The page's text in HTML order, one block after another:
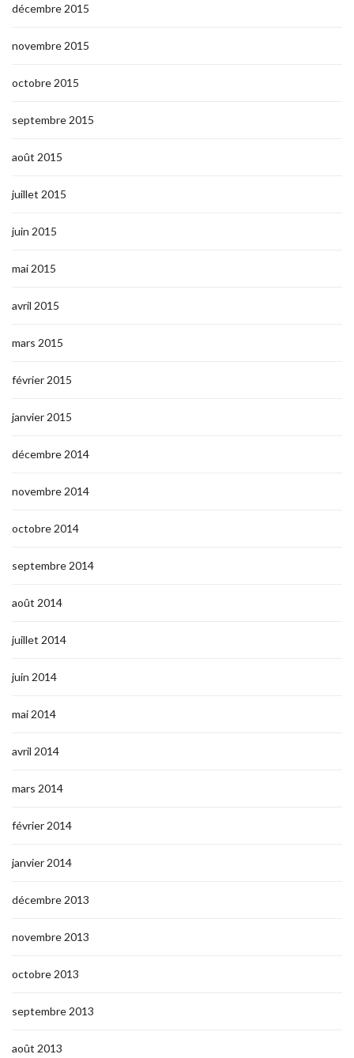
décembre 2015
novembre 2015
octobre 2015
septembre 2015
août 2015
juillet 2015
juin 2015
mai 2015
avril 2015
mars 2015
février 2015
janvier 2015
décembre 2014
novembre 2014
octobre 2014
septembre 2014
août 2014
juillet 2014
juin 2014
mai 2014
avril 2014
mars 2014
février 2014
janvier 2014
décembre 2013
novembre 2013
octobre 2013
septembre 2013
août 2013